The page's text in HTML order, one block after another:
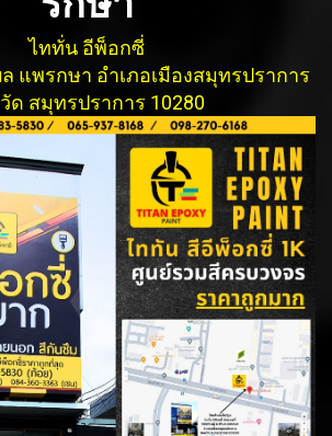
ไททั่น อีพ็อกซี่
แพรกษา อำเภอเมืองสมุทรปราการ
ด สมุทรปราการ 10280